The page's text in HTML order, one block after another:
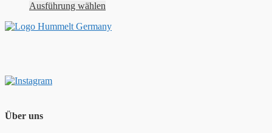
Ausführung wählen
Über uns